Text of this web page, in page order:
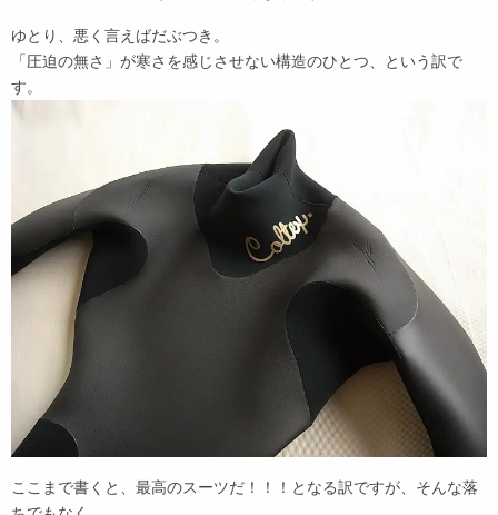
ゆとり、悪く言えばだぶつき。
「圧迫の無さ」が寒さを感じさせない構造のひとつ、という訳で
す。
ここまで書くと、最高のスーツだ！！！となる訳ですが、そんな落